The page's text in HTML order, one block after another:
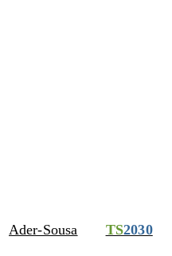
Ader-Sousa TS2030